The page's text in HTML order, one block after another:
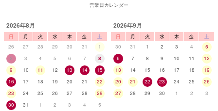
営業日カレンダー
2026年8月
日 月 火 水 木 金
土
26
27 28 29 30 31
1
2
3 4 5 6 7
8
9
10 11 12 13 14
15
16
17 18 19 20 21
22
23
24 25 26 27 28
29
30
31 1 2 3 4 5
2026年9月
日 月 火 水 木 金
土
30
31 1 2 3 4
5
6
7 8 9 10 11
12
13
14 15 16 17 18
19
20
21 22 23 24 25
26
27
28 29 30 1 2 3